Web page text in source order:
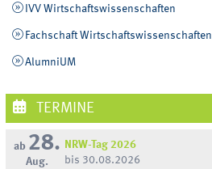
IVV Wirtschaftswissenschaften
Fachschaft Wirtschaftswissenschaften
AlumniUM
TERMINE
ab 28.
Aug.
NRW-Tag 2026
bis 30.08.2026